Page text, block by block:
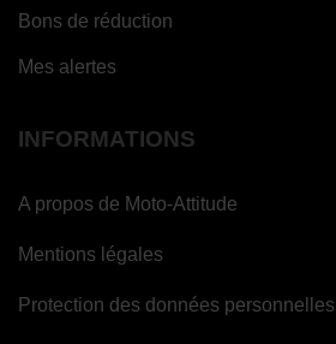
Bons de réduction
Mes alertes
INFORMATIONS
A propos de Moto-Attitude
Mentions légales
Protection des données personnelles